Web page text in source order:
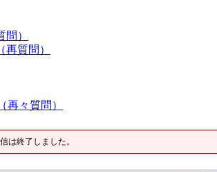
）
質問）
再々質問）
は終了しました。